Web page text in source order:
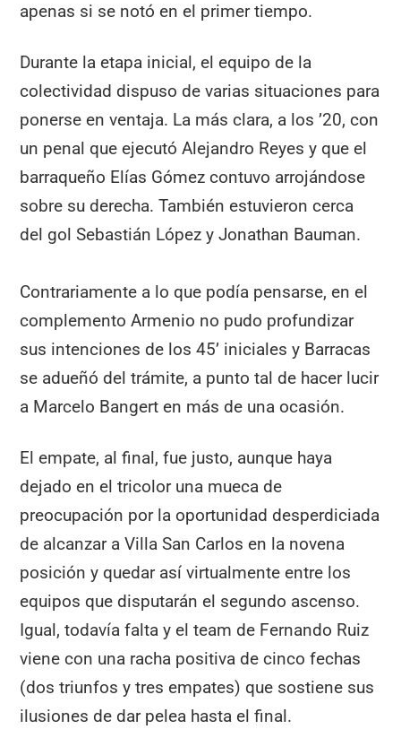
apenas si se notó en el primer tiempo.
Durante la etapa inicial, el equipo de la
colectividad dispuso de varias situaciones para
ponerse en ventaja. La más clara, a los ’20, con
un penal que ejecutó Alejandro Reyes y que el
barraqueño Elías Gómez contuvo arrojándose
sobre su derecha. También estuvieron cerca
del gol Sebastián López y Jonathan Bauman.
Contrariamente a lo que podía pensarse, en el
complemento Armenio no pudo profundizar
sus intenciones de los 45’ iniciales y Barracas
se adueñó del trámite, a punto tal de hacer lucir
a Marcelo Bangert en más de una ocasión.
El empate, al final, fue justo, aunque haya
dejado en el tricolor una mueca de
preocupación por la oportunidad desperdiciada
de alcanzar a Villa San Carlos en la novena
posición y quedar así virtualmente entre los
equipos que disputarán el segundo ascenso.
Igual, todavía falta y el team de Fernando Ruiz
viene con una racha positiva de cinco fechas
(dos triunfos y tres empates) que sostiene sus
ilusiones de dar pelea hasta el final.